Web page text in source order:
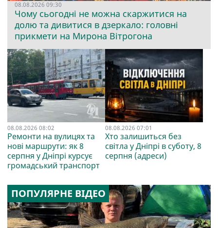
08.08.2026 09:30
Чому сьогодні не можна скаржитися на
долю та дивитися в дзеркало: головні
прикмети на Мирона Вітрогона
08.08.2026 08:02
Ремонти на вулицях та
нові маршрути: як 8
серпня у Дніпрі курсує
громадський транспорт
08.08.2026 07:01
Хто залишиться без
світла у Дніпрі в суботу, 8
серпня (адреси)
ПОПУЛЯРНЕ ВІДЕО